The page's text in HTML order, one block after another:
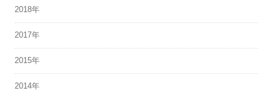
2018年
2017年
2015年
2014年